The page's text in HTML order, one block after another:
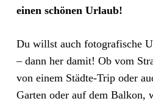
einen schönen Urlaub!
Du willst auch fotografische
– dann her damit! Ob vom
von einem Städte-Trip oder
Garten oder auf dem Balkon,